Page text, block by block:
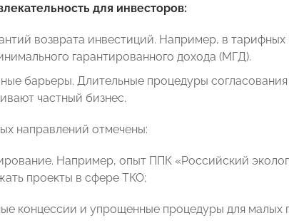
для инвесторов:
возврата инвестиций. Например, в
гарантированного дохода (МГД).
барьеры. Длительные процедуры
частный бизнес.
направлений отмечены:
Например, опыт ППК «Российский
проекты в сфере ТКО;
концессии и упрощенные процедуры для малых